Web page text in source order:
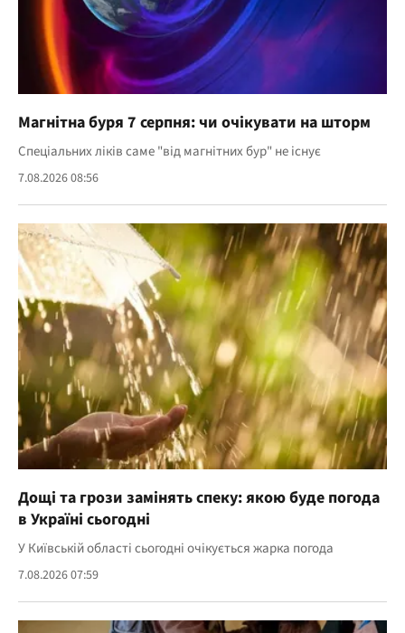
Магнітна буря 7 серпня: чи очікувати на шторм
Спеціальних ліків саме "від магнітних бур" не існує
7.08.2026 08:56
Дощі та грози замінять спеку: якою буде погода
в Україні сьогодні
У Київській області сьогодні очікується жарка погода
7.08.2026 07:59